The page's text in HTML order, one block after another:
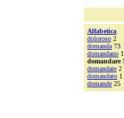
Alfabetica
doloroso 2
domanda 73
domandano 1
domandare
domandate 2
domandato 1
domande 25